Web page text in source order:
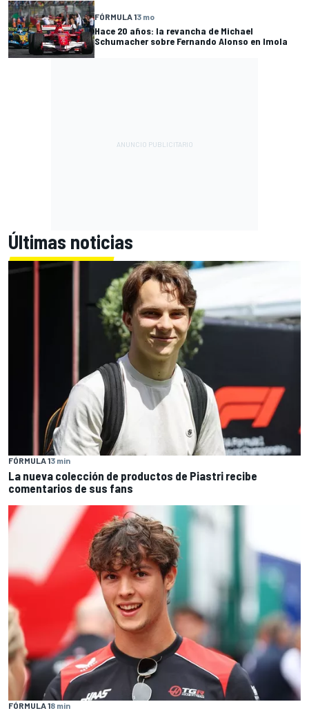
FÓRMULA 13 mo
Hace 20 años: la revancha de Michael
Schumacher sobre Fernando Alonso en Imola
Últimas noticias
FÓRMULA 13 min
La nueva colección de productos de Piastri recibe
comentarios de sus fans
FÓRMULA 18 min